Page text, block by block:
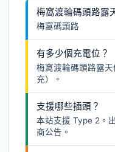
梅窩渡輪碼頭路露
梅窩碼頭路
有多少個充電位？
梅窩渡輪碼頭路露
充）。
支援哪些插頭？
本站支援 Type 2。
商公告。